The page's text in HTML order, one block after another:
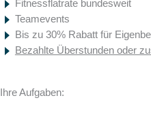
Fitnessflatrate bundesweit
Teamevents
Bis zu 30% Rabatt für
Bezahlte Überstunden oder
Ihre Aufgaben: